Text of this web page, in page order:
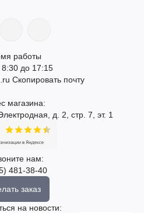
работы
до 17:15
Скопировать почту
магазина:
д. 2, стр. 7, эт. 1
нам:
481-38-40
заказ
на новости: